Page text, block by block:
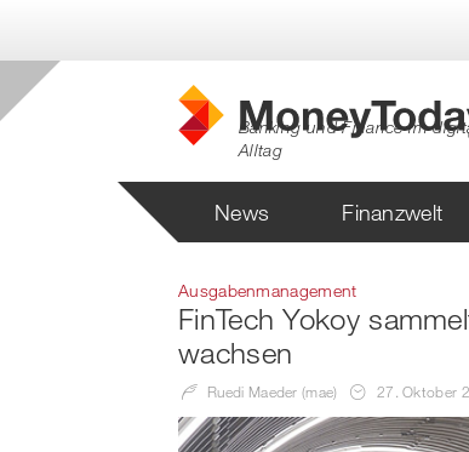
Banking und Finance im
Alltag
News Finanzwelt
Ausgabenmanagement
FinTech Yokoy
wachsen
Ruedi Maeder (mae) 27. Oktober